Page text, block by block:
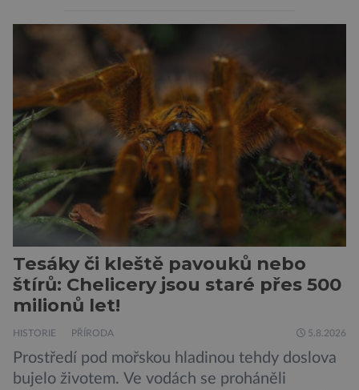
této souvislosti je dokonce zapsána do
Guinnessovy knihy rekordů. Navzdory svému
názvu nežije pouze v jižní Africe, ale domovem
je mu valná část černého kontinentu a
vyskytuje se rovněž v oblastech […]
Tesáky či kleště pavouků nebo
štírů: Chelicery jsou staré přes 500
milionů let!
HISTORIE PŘÍRODA 5.8.2026
Prostředí pod mořskou hladinou tehdy doslova
bujelo životem. Ve vodách se proháněli